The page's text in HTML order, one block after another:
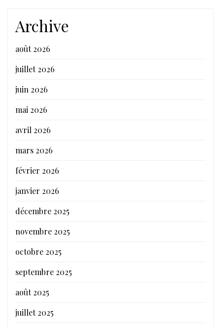
Archive
août 2026
juillet 2026
juin 2026
mai 2026
avril 2026
mars 2026
février 2026
janvier 2026
décembre 2025
novembre 2025
octobre 2025
septembre 2025
août 2025
juillet 2025